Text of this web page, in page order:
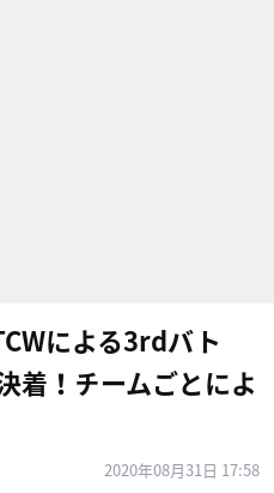
による3rdバト
着！チームごとによ
2020年08月31日 17:58